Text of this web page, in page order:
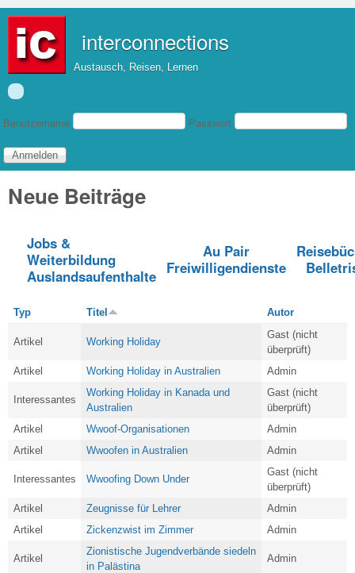
interconnections
Austausch, Reisen, Lernen
Benutzeranmeldung
Benutzername Passwort
Neue Beiträge
Jobs &
Weiterbildung
Auslandsaufenthalte
Au Pair
Freiwilligendienste
Typ Titel Autor
Artikel Working Holiday
Gast (nicht
überprüft)
Artikel
Working Holiday in Australien Admin
Interessantes
Working Holiday in Kanada und
Australien
Gast (nicht
überprüft)
Artikel
Wwoof-Organisationen
Admin
Artikel
Wwoofen in Australien Admin
Interessantes Wwoofing Down Under
Gast (nicht
überprüft)
Artikel
Zeugnisse für Lehrer
Admin
Artikel
Zickenzwist im Zimmer Admin
Artikel
Zionistische Jugendverbände siedeln
in Palästina
Admin